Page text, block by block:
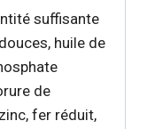
suffisante
huile de
de
fer réduit,